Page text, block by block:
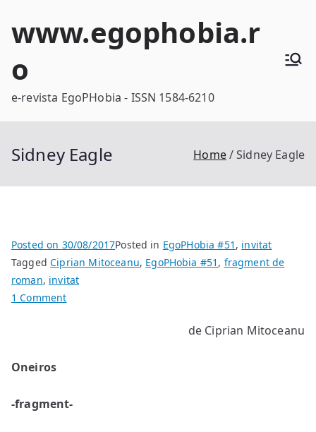
www.egophobia.r
o
e-revista EgoPHobia - ISSN 1584-6210
Sidney Eagle Home Sidney Eagle
Posted on 30/08/2017Posted in EgoPHobia #51 , invitat
TaggedCiprian Mitoceanu, EgoPHobia #51 , fragment de
roman, invitat
1 Commenton
de Ciprian Mitoceanu
Oneiros
-fragment-